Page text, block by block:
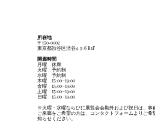
所在地
〒150-0002
東京都渋谷区渋谷4-3-6 B1F
開廊時間
月曜　休廊
火曜　予約制
水曜　予約制
木曜　13:00–19:00
金曜　13:00–19:00
土曜　13:00–19:00
日曜　13:00–19:00
※火曜・水曜ならびに展覧会会期外および祝日は、事
ご来廊をご希望の方は、コンタクトフォームよりご
知らせください。